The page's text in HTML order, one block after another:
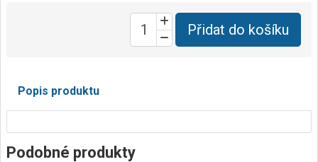
Přidat do košíku
Popis produktu
Podobné produkty